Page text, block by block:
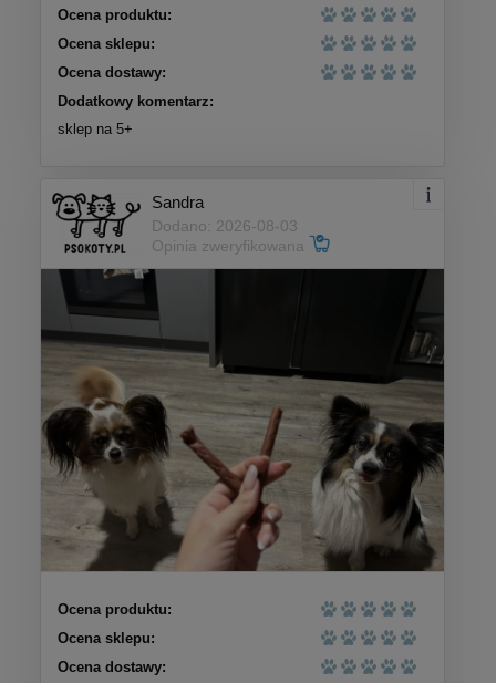
Ocena produktu:
Ocena sklepu:
Ocena dostawy:
Dodatkowy komentarz:
sklep na 5+
Sandra
Dodano: 2026-08-03
Opinia zweryfikowana
Ocena produktu:
Ocena sklepu:
Ocena dostawy: